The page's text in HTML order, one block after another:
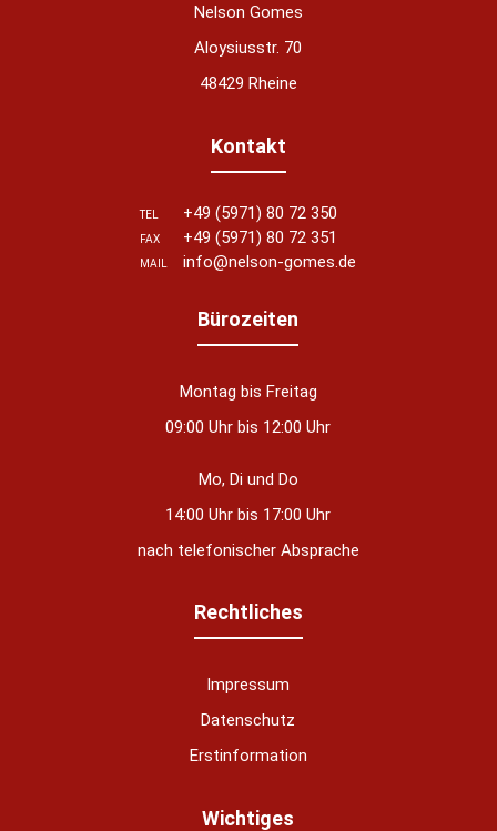
Nelson Gomes
Aloysiusstr. 70
48429 Rheine
Kontakt
TEL +49 (5971) 80 72 350
FAX +49 (5971) 80 72 351
MAIL info@nelson-gomes.de
Bürozeiten
Montag bis Freitag
09:00 Uhr bis 12:00 Uhr
Mo, Di und Do
14:00 Uhr bis 17:00 Uhr
nach telefonischer Absprache
Rechtliches
Impressum
Datenschutz
Erstinformation
Wichtiges